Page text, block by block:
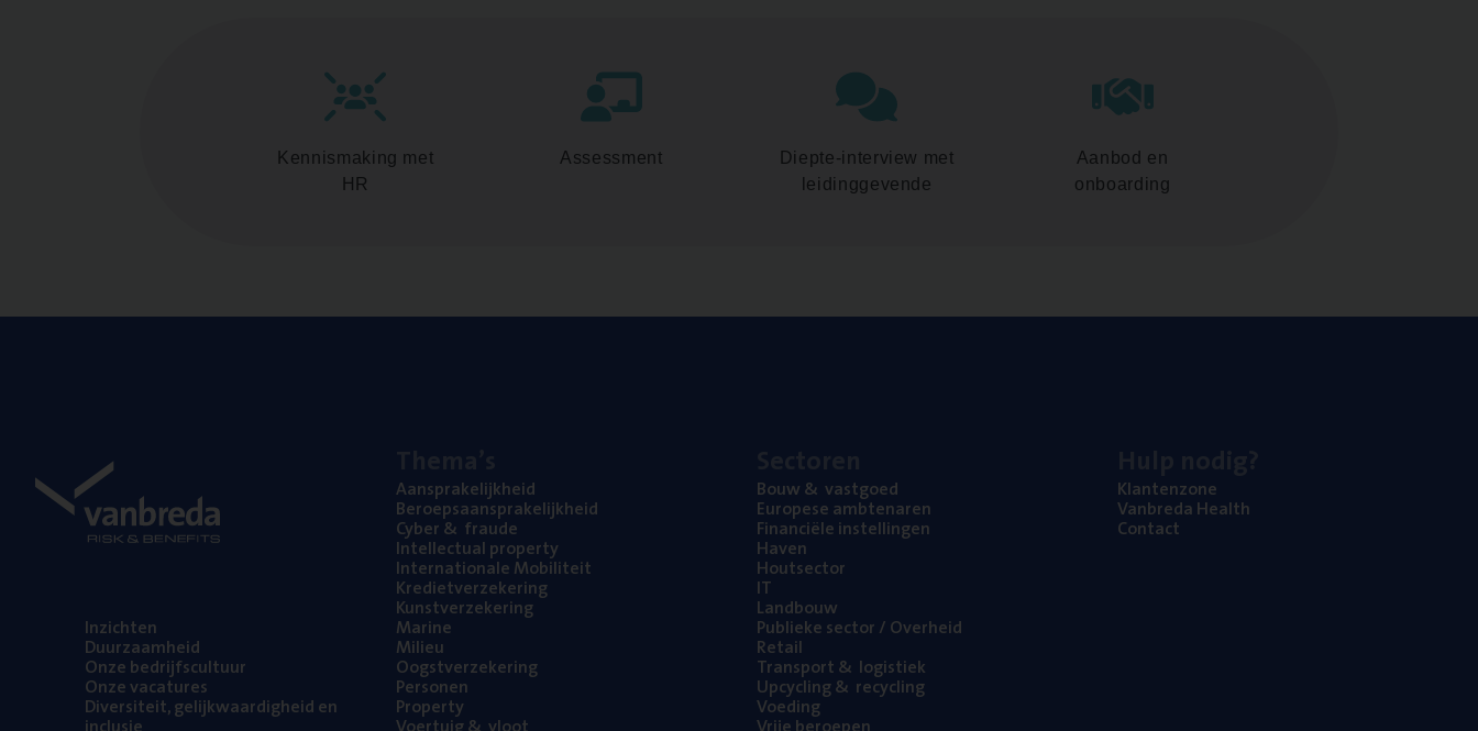
Kennismaking met
HR
Assessment
Diepte-interview met
leidinggevende
Aanbod en
onboarding
Inzich­ten
Duur­zaam­heid
Onze bedrijfs­cul­tuur
Onze vaca­tu­res
Diver­si­teit, gelijk­waar­dig­heid en
Aan­spra­ke­lijk­heid
Beroeps­aan­spra­ke­lijk­heid
Cyber& fraude
Intel­lec­tu­al property
Inter­na­ti­o­na­le Mobiliteit
Kre­diet­ver­ze­ke­ring
Kunst­ver­ze­ke­ring
Mari­ne
Mili­eu
Oogst­ver­ze­ke­ring
Per­so­nen
Pro­per­ty
Bouw& vastgoed
Euro­pe­se ambtenaren
Finan­ci­ë­le instellingen
Haven
Hout­sec­tor
IT
Land­bouw
Publie­ke sec­tor / Overheid
Retail
Trans­port& logistiek
Upcy­cling& recycling
Voe­ding
Klan­ten­zo­ne
Van­b­re­da Health
Con­tact